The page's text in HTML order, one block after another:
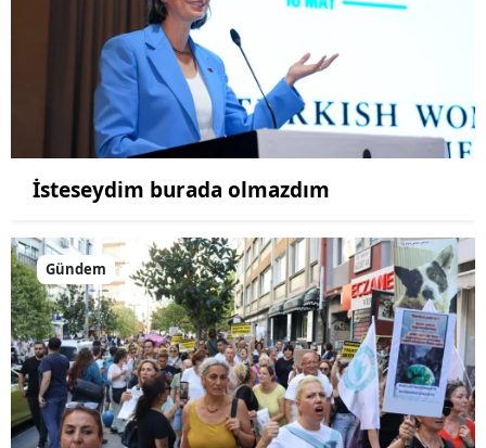
İsteseydim burada olmazdım
Gündem